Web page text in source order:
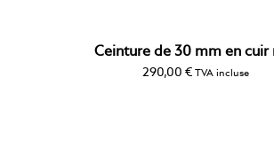
Ceinture de 30 mm en cuir
290,00 € TVA incluse